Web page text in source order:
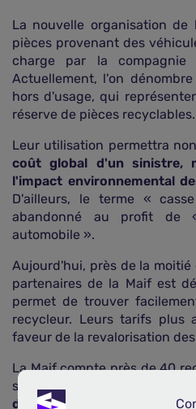
La nouvelle organisation
pièces provenant des
charge par la
Actuellement, l'on
hors d'usage, qui
réserve de pièces recyclables.
Leur utilisation permettra
coût global d'un sinistre,
l'impact environnemental
D'ailleurs, le terme «
abandonné au profit de
automobile ».
Aujourd'hui, près de la
partenaires de la Maif est
permet de trouver
recycleur. Leurs tarifs plus
faveur de la revalorisation
La Maif compte près de 40
son réseau.
Ces derniers
des différentes pièces et